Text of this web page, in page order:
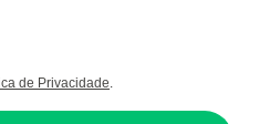
de Privacidade.